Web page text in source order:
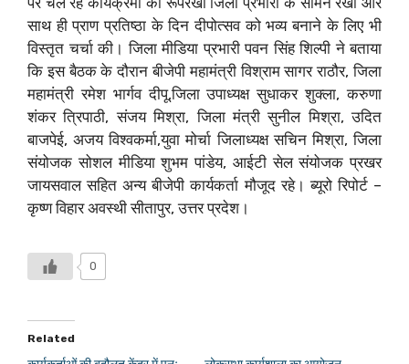
साथ ही प्राण प्रतिष्ठा के दिन दीपोत्सव को भव्य बनाने के लिए भी
विस्तृत चर्चा की। जिला मीडिया प्रभारी पवन सिंह शिल्पी ने बताया
कि इस बैठक के दौरान बीजेपी महामंत्री विश्राम सागर राठौर, जिला
महामंत्री रमेश भार्गव दीपू,जिला उपाध्यक्ष सुधाकर शुक्ला, करुणा
शंकर त्रिपाठी, संजय मिश्रा, जिला मंत्री सुनील मिश्रा, उदित
बाजपेई, अजय विश्वकर्मा,युवा मोर्चा जिलाध्यक्ष सचिन मिश्रा, जिला
संयोजक सोशल मीडिया शुभम पांडेय, आईटी सेल संयोजक प्रखर
जायसवाल सहित अन्य बीजेपी कार्यकर्ता मौजूद रहे। ब्यूरो रिपोर्ट –
कृष्ण विहार अवस्थी सीतापुर, उत्तर प्रदेश।
0
Related